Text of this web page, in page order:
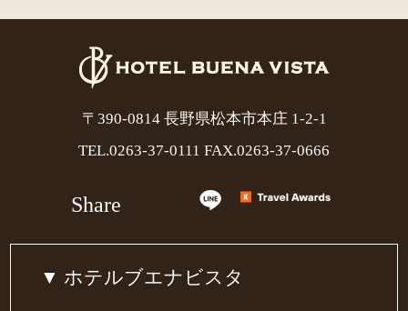
〒390-0814 長野県松本市本庄 1-2-1
TEL.0263-37-0111 FAX.0263-37-0666
Share
ホテルブエナビスタ